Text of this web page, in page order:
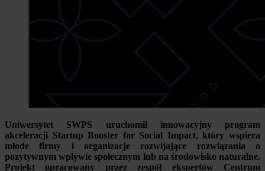
Uniwersytet SWPS uruchomił innowacyjny program
akceleracji Startup Booster for Social Impact, który wspiera
młode firmy i organizacje rozwijające rozwiązania o
pozytywnym wpływie społecznym lub na środowisko naturalne.
Projekt opracowany przez zespół ekspertów Centrum